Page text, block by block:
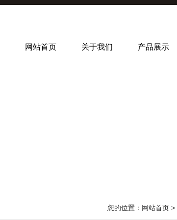
网站首页 关于我们 产品展示
您的位置： 网站首页 >